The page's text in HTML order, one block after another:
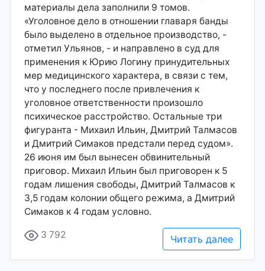
материалы дела заполнили 9 томов.
«Уголовное дело в отношении главаря банды
было выделено в отдельное производство, -
отметил Ульянов, - и направлено в суд для
применения к Юрию Логину принудительных
мер медицинского характера, в связи с тем,
что у последнего после привлечения к
уголовное ответственности произошло
психическое расстройство. Остальные три
фигуранта - Михаил Ильин, Дмитрий Талмасов
и Дмитрий Симаков предстали перед судом».
26 июня им был вынесен обвинительный
приговор. Михаил Ильин был приговорен к 5
годам лишения свободы, Дмитрий Талмасов к
3,5 годам колонии общего режима, а Дмитрий
Симаков к 4 годам условно.
3 792 Читать далее